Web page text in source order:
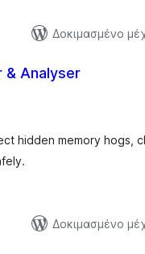
Δοκιμασμένο
& Analyser
hidden memory hogs,
Δοκιμασμένο